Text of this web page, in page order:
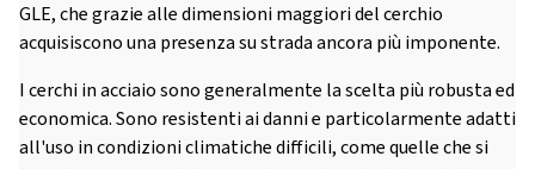
GLE, che grazie alle dimensioni maggiori del cerchio
acquisiscono una presenza su strada ancora più imponente.
I cerchi in acciaio sono generalmente la scelta più robusta ed
economica. Sono resistenti ai danni e particolarmente adatti
all'uso in condizioni climatiche difficili, come quelle che si